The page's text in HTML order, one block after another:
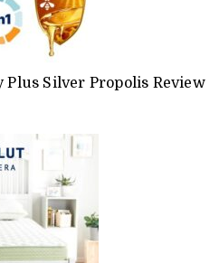
Plus Silver Propolis Review